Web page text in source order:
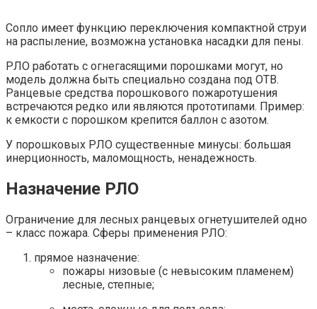
Сопло имеет функцию переключения компактной струи
на распыление, возможна установка насадки для пены.
РЛО работать с огнегасящими порошками могут, но
модель должна быть специально создана под ОТВ.
Ранцевые средства порошкового пожаротушения
встречаются редко или являются прототипами. Пример:
к емкости с порошком крепится баллон с азотом.
У порошковых РЛО существенные минусы: большая
инерционность, маломощность, ненадежность.
Назначение РЛО
Ограничение для лесных ранцевых огнетушителей одно
– класс пожара. Сферы применения РЛО:
прямое назначение:
пожары низовые (с невысоким пламенем)
лесные, степные;